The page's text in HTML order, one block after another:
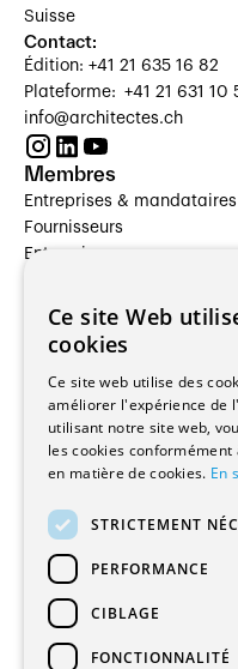
Suisse
Contact:
Édition: +41 21 635 16 82
Plateforme: +41 21 631 10
info@architectes.ch
Membres
Entreprises & mandataires
Fournisseurs
Entreprises
Architectes paysagistes
Architectes d'intérieur
Entreprises générales
Ingénieurs et mandataires
Fabricants / Fournisseurs
Régies immobilières
Gestion PPE
CGU et Politique de
Ce site Web
cookies
Ce site web utilise des
améliorer l'expérience de
utilisant notre site web,
les cookies
en matière de cookies. En
STRICTEMENT
PERFORMANCE
CIBLAGE
FONCTIONNALITÉ